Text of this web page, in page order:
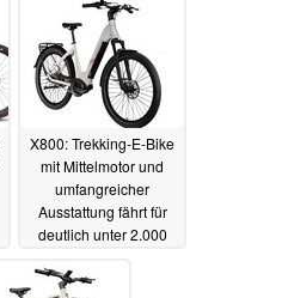
Position 27.08.2025
X800: Trekking-E-Bike
mit Mittelmotor und
umfangreicher
Ausstattung fährt für
deutlich unter 2.000